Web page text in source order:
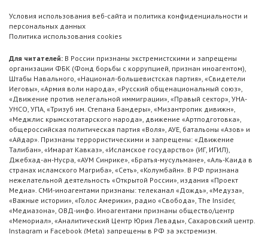
Условия использования веб-сайта и политика конфиденциальности и
персональных данных
Политика использования cookies
Для читателей: В России признаны экстремистскими и запрещены
организации ФБК (Фонд борьбы с коррупцией, признан иноагентом),
Штабы Навального, «Национал-большевистская партия», «Свидетели
Иеговы», «Армия воли народа», «Русский общенациональный союз»,
«Движение против нелегальной иммиграции», «Правый сектор», УНА-
УНСО, УПА, «Тризуб им. Степана Бандеры», «Мизантропик дивижн»,
«Меджлис крымскотатарского народа», движение «Артподготовка»,
общероссийская политическая партия «Воля», АУЕ, батальоны «Азов» и
«Айдар». Признаны террористическими и запрещены: «Движение
Талибан», «Имарат Кавказ», «Исламское государство» (ИГ, ИГИЛ),
Джебхад-ан-Нусра, «АУМ Синрике», «Братья-мусульмане», «Аль-Каида в
странах исламского Магриба», «Сеть», «Колумбайн». В РФ признана
нежелательной деятельность «Открытой России», издания «Проект
Медиа». СМИ-иноагентами признаны: телеканал «Дождь», «Медуза»,
«Важные истории», «Голос Америки», радио «Свобода», The Insider,
«Медиазона», ОВД-инфо. Иноагентами признаны общество/центр
«Мемориал», «Аналитический Центр Юрия Левады», Сахаровский центр.
Instagram и Facebook (Metа) запрещены в РФ за экстремизм.